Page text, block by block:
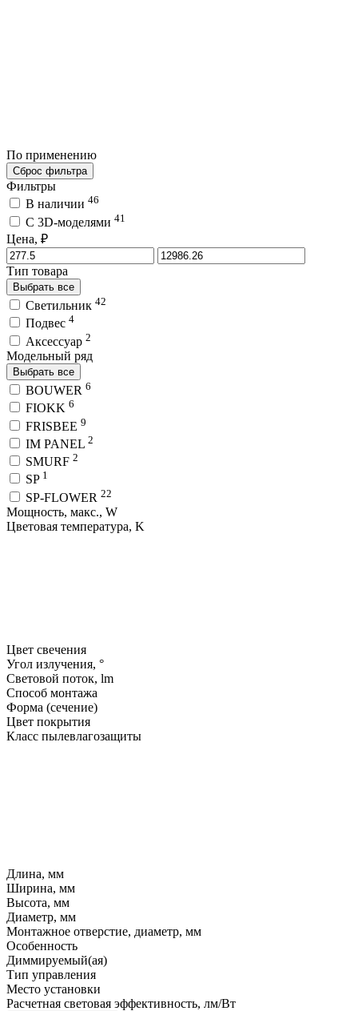
По применению
Сброс фильтра
Фильтры
В наличии 46
C 3D-моделями 41
Цена, ₽
Тип товара
Выбрать все
Светильник 42
Подвес 4
Аксессуар 2
Модельный ряд
Выбрать все
BOUWER 6
FIOKK 6
FRISBEE 9
IM PANEL 2
SMURF 2
SP 1
SP-FLOWER 22
Мощность, макс., W
Цветовая температура, K
Цвет свечения
Угол излучения, °
Световой поток, lm
Способ монтажа
Форма (сечение)
Цвет покрытия
Класс пылевлагозащиты
Длина, мм
Ширина, мм
Высота, мм
Диаметр, мм
Монтажное отверстие, диаметр, мм
Особенность
Диммируемый(ая)
Тип управления
Место установки
Расчетная световая эффективность, лм/Вт